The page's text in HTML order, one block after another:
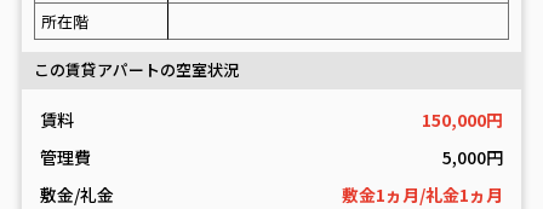
所在階
この賃貸アパートの空室状況
賃料
150,000円
管理費
5,000円
敷金/礼金
敷金1ヵ月/礼金1ヵ月